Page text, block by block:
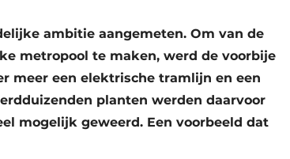
ambitie aangemeten. Om van de
metropool te maken, werd de voorbije
meer een elektrische tramlijn en een
planten werden daarvoor
mogelijk geweerd. Een voorbeeld dat